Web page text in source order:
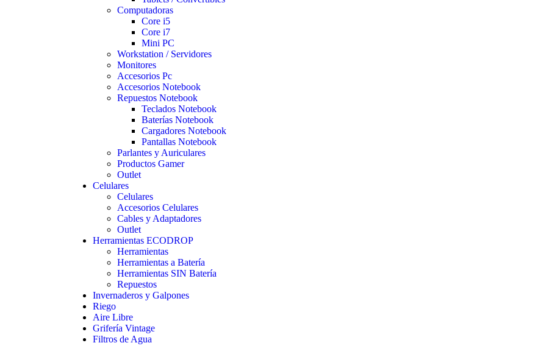
Computadoras
Core i5
Core i7
Mini PC
Workstation / Servidores
Monitores
Accesorios Pc
Accesorios Notebook
Repuestos Notebook
Teclados Notebook
Baterías Notebook
Cargadores Notebook
Pantallas Notebook
Parlantes y Auriculares
Productos Gamer
Outlet
Celulares
Celulares
Accesorios Celulares
Cables y Adaptadores
Outlet
Herramientas ECODROP
Herramientas
Herramientas a Batería
Herramientas SIN Batería
Repuestos
Invernaderos y Galpones
Riego
Aire Libre
Grifería Vintage
Filtros de Agua